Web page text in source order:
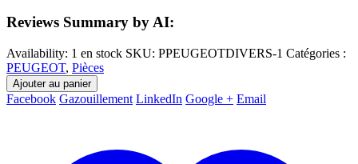
Reviews Summary by AI:
Availability: 1 en stock SKU: PPEUGEOTDIVERS-1 Catégories :
PEUGEOT, Pièces
Ajouter au panier
Facebook Gazouillement LinkedIn Google + Email